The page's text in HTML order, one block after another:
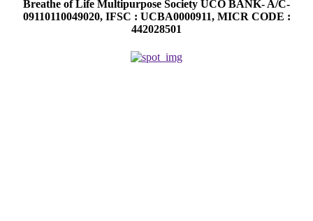
Breathe of Life Multipurpose Society UCO BANK- A/C-
09110110049020, IFSC : UCBA0000911, MICR CODE :
442028501